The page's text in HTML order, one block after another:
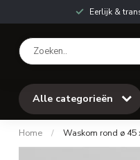
Eerlijk &
Alle categorieën
Home /
Waskom rond ø 45